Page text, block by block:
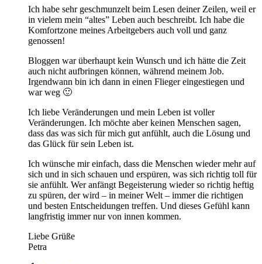
Ich habe sehr geschmunzelt beim Lesen deiner Zeilen, weil er
in vielem mein “altes” Leben auch beschreibt. Ich habe die
Komfortzone meines Arbeitgebers auch voll und ganz
genossen!
Bloggen war überhaupt kein Wunsch und ich hätte die Zeit
auch nicht aufbringen können, während meinem Job.
Irgendwann bin ich dann in einen Flieger eingestiegen und
war weg 🙂
Ich liebe Veränderungen und mein Leben ist voller
Veränderungen. Ich möchte aber keinen Menschen sagen,
dass das was sich für mich gut anfühlt, auch die Lösung und
das Glück für sein Leben ist.
Ich wünsche mir einfach, dass die Menschen wieder mehr auf
sich und in sich schauen und erspüren, was sich richtig toll für
sie anfühlt. Wer anfängt Begeisterung wieder so richtig heftig
zu spüren, der wird – in meiner Welt – immer die richtigen
und besten Entscheidungen treffen. Und dieses Gefühl kann
langfristig immer nur von innen kommen.
Liebe Grüße
Petra